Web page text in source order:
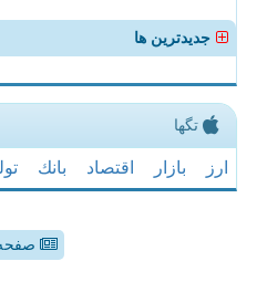
جدیدترین ها
تگها
ارز بازار اقتصاد بانك
صفحه